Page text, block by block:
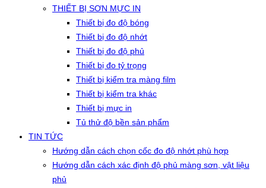
THIẾT BỊ SƠN MỰC IN
Thiết bị đo độ bóng
Thiết bị đo độ nhớt
Thiết bị đo độ phủ
Thiết bị đo tỷ trọng
Thiết bị kiểm tra màng film
Thiết bị kiểm tra khác
Thiết bị mực in
Tủ thử độ bền sản phẩm
TIN TỨC
Hướng dẫn cách chọn cốc đo độ nhớt phù hợp
Hướng dẫn cách xác định độ phủ màng sơn, vật liệu
phủ